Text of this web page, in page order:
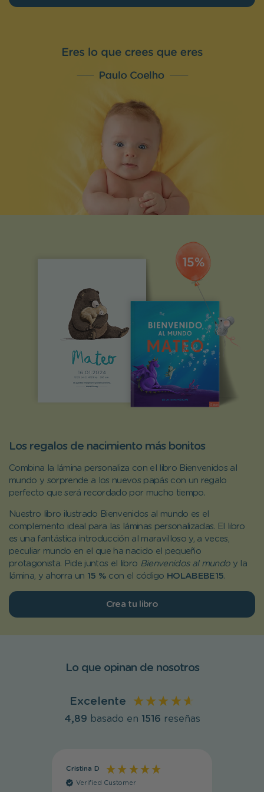
Los regalos de nacimiento más bonitos
Combina la lámina personaliza con el libro Bienvenidos al
mundo y sorprende a los nuevos papás con un regalo
perfecto que será recordado por mucho tiempo.
Nuestro libro ilustrado Bienvenidos al mundo es el
complemento ideal para las láminas personalizadas. El libro
es una fantástica introducción al maravilloso y, a veces,
peculiar mundo en el que ha nacido el pequeño
protagonista. Pide juntos el libro Bienvenidos al mundoy la
lámina, y ahorra un 15 % con el código HOLABEBE15.
Crea tu libro
Lo que opinan de nosotros
Excelente
4,89 basado en 1516 reseñas
Cristina D
Verified Customer